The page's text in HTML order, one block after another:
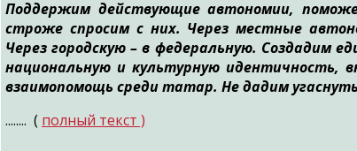
Поддержим действующие автономии,
строже спросим с них. Через местные
Через городскую – в федеральную. Создадим
национальную и культурную идентичность,
взаимопомощь среди татар. Не дадим
........ ( полный текст )